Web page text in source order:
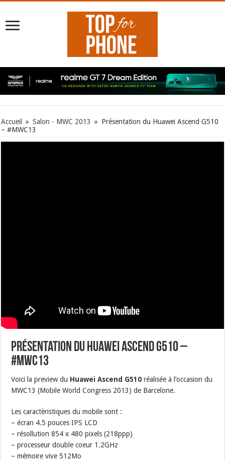
Accueil » Salon - MWC 2013 » Présentation du Huawei Ascend G510
– #MWC13
Présentation du Huawei Ascend G510 –
#MWC13
Voici la preview du Huawei Ascend G510 réalisée à l’occasion du
MWC13 (Mobile World Congress 2013) de Barcelone.
Les caractèristiques du mobile sont :
– écran 4.5 pouces IPS LCD
– résollution 854 x 480 pixels (218ppp)
– processeur double coeur 1.2GHz
– mémoire vive 512Mo